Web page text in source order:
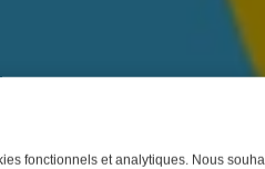
fonctionnels et analytiques. Nous